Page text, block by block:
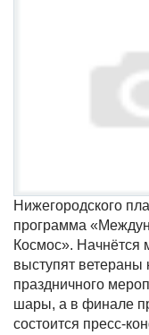
Нижегородского
программа
Космос». Начнётся
выступят ветераны
праздничного
шары, а в финале
состоится пресс-